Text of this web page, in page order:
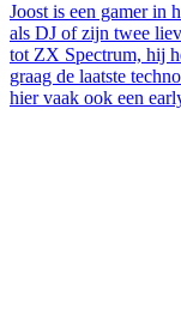
Joost is een gamer in
als DJ of zijn twee
tot ZX Spectrum, hij
graag de laatste
hier vaak ook een